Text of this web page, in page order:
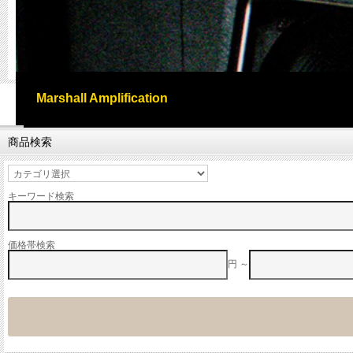
Marshall Amplification
商品検索
キーワード検索
価格帯検索
円 ～